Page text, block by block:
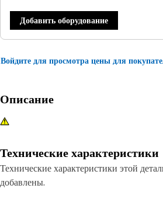
Добавить оборудование
Войдите для просмотра цены для
Описание
Технические характеристики
Технические характеристики этой
добавлены.